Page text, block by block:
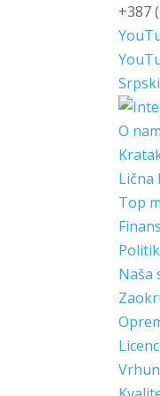
+387
Srpski
O
Lična
Top
Naša